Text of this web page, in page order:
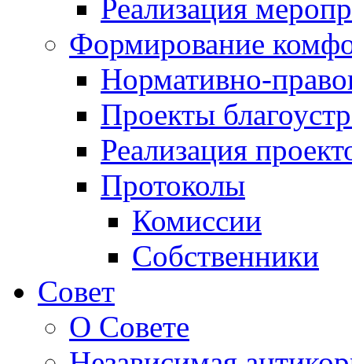
Реализация
Формирование
Нормативно-
Проекты
Реализация
Протоколы
Комиссии
Собственники
Совет
О Совете